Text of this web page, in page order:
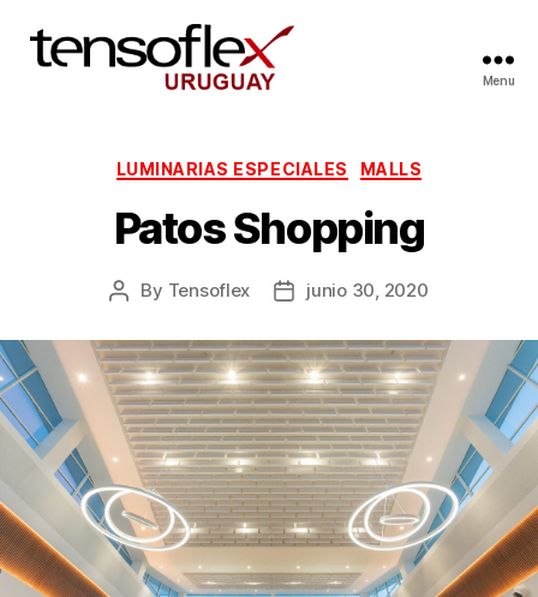
Menu
LUMINARIAS ESPECIALES MALLS
Patos Shopping
By Tensoflex junio 30, 2020